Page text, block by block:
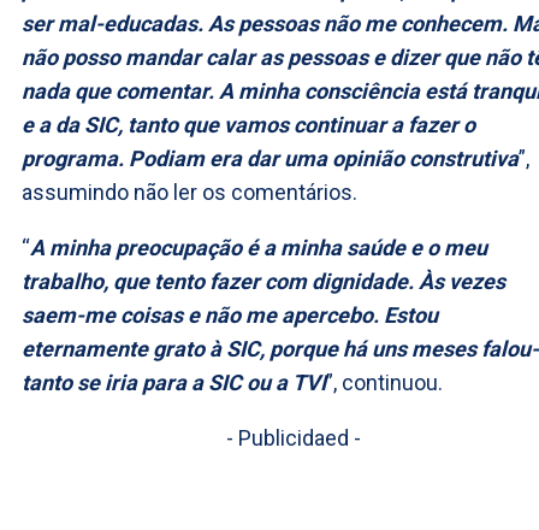
ser mal-educadas. As pessoas não me conhecem.
não posso mandar calar as pessoas e dizer que não
nada que comentar. A minha consciência está
e a da SIC, tanto que vamos continuar a fazer o
programa. Podiam era dar uma opinião construtiva”,
assumindo não ler os comentários.
“A minha preocupação é a minha saúde e o meu
trabalho, que tento fazer com dignidade. Às vezes
saem-me coisas e não me apercebo. Estou
eternamente grato à SIC, porque há uns meses
tanto se iria para a SIC ou a TVI”, continuou.
- Publicidaed -